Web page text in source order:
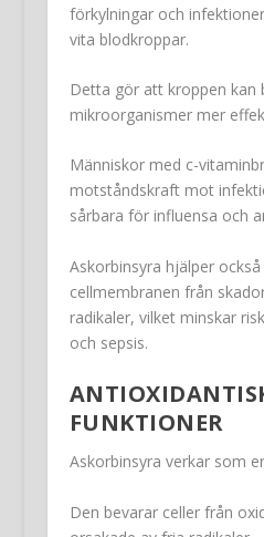
förkylningar och
vita blodkroppar.
Detta gör att kroppen kan
mikroorganismer mer
Människor med c-
motståndskraft mot
sårbara för influensa och
Askorbinsyra hjälper
cellmembranen från
radikaler, vilket minskar
och sepsis.
FUNKTIONER
Askorbinsyra verkar som
Den bevarar celler från